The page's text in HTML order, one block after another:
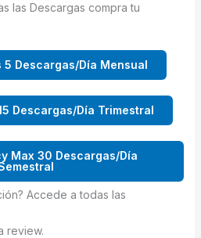
las Descargas compra tu
Descargas/Día Mensual
Descargas/Día Trimestral
Max 30 Descargas/Día
Accede a todas las
review.